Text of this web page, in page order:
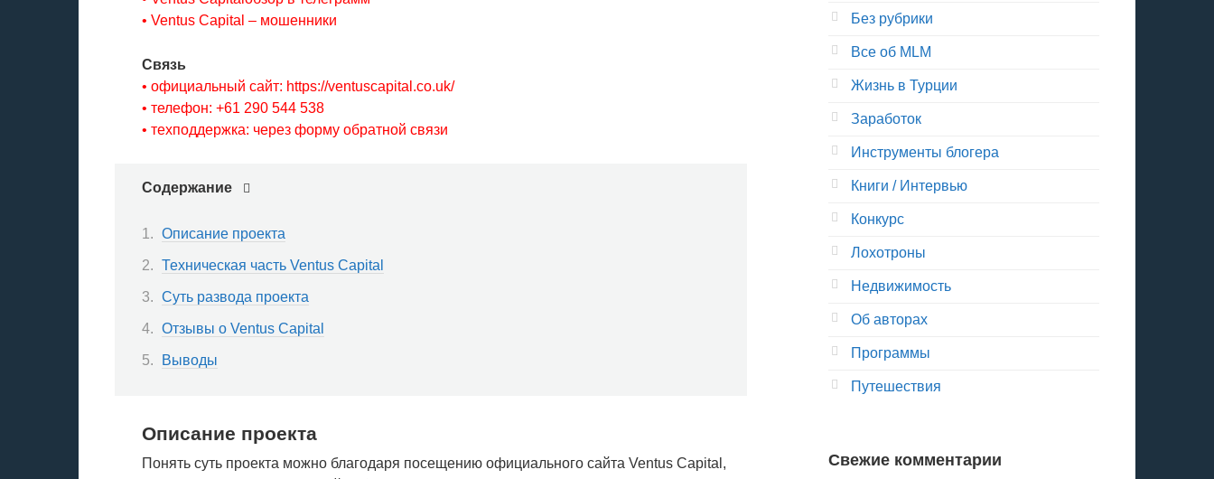
• Ventus Capital – мошенники
Связь
• официальный сайт: https://ventuscapital.co.uk/
• телефон: +61 290 544 538
• техподдержка: через форму обратной связи
Содержание
Описание проекта
Техническая часть Ventus Capital
Суть развода проекта
Отзывы о Ventus Capital
Выводы
Описание проекта
Понять суть проекта можно благодаря посещению официального сайта Ventus Capital,
Без рубрики
Все об MLM
Жизнь в Турции
Заработок
Инструменты блогера
Книги / Интервью
Конкурс
Лохотроны
Недвижимость
Об авторах
Программы
Путешествия
Свежие комментарии